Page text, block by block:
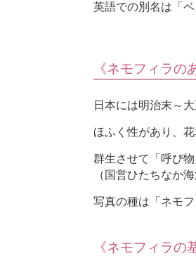
英語での別名は「
《ネモフィラの
日本には明治末～
ほふく性があり、
群生させて「呼び
（国営ひたちなか
写真の種は「ネモ
《ネモフィラの